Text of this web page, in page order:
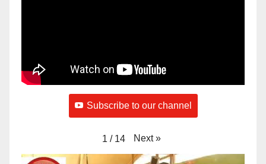
Subscribe to our channel
1 / 14 Next »